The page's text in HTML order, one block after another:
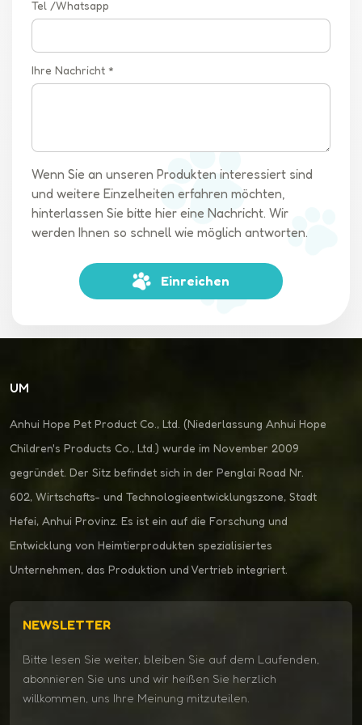
Zusammenarbeit und ermöglichte es uns, unsere
entwickeln und zu verfeinern. Abschluss:Die CBME-Messe
2024 erwies sich als unschätzbare Erfahrung für unser
innovativer und qualitativ hochwertiger Haustierkinderwagen,
die den sich verändernden Anforderungen von Tierbesitzern
weltweit gerecht werden. Seien Sie gespannt auf weitere
spannende Updates, während wir Ihren pelzigen Begleitern
weiterhin die beste Kinderwagentechnologie bieten. Denken
und das Glück Ihres Haustieres oberste Priorität haben!
Tel /Whatsapp
Ihre Nachricht *
Wenn Sie an unseren Produkten interessiert sind
und weitere Einzelheiten erfahren möchten,
hinterlassen Sie bitte hier eine Nachricht. Wir
werden Ihnen so schnell wie möglich antworten.
Einreichen
UM
Anhui Hope Pet Product Co., Ltd. (Niederlassung Anhui Hope
Children's Products Co., Ltd.) wurde im November 2009
gegründet. Der Sitz befindet sich in der Penglai Road Nr.
602, Wirtschafts- und Technologieentwicklungszone, Stadt
Hefei, Anhui Provinz. Es ist ein auf die Forschung und
Entwicklung von Heimtierprodukten spezialisiertes
Unternehmen, das Produktion und Vertrieb integriert.
NEWSLETTER
Bitte lesen Sie weiter, bleiben Sie auf dem Laufenden,
abonnieren Sie uns und wir heißen Sie herzlich
willkommen, uns Ihre Meinung mitzuteilen.